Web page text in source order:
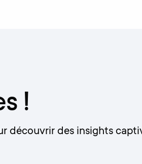
!
découvrir des insights